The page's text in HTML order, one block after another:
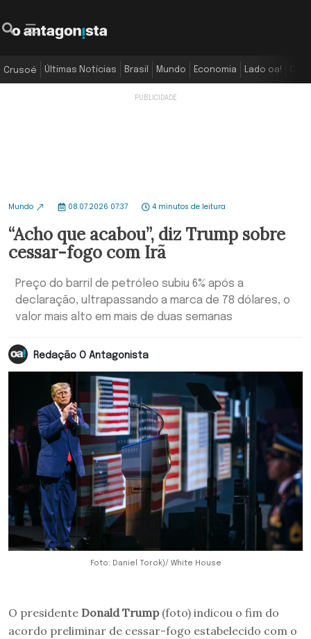
Crusoé Últimas Notícias Brasil Mundo Economia Lado oa!
Mundo 08.07.2026 07:37 4 minutos de leitura
“Acho que acabou”, diz Trump sobre
cessar-fogo com Irã
Preço do barril de petróleo subiu 6% após a
declaração, ultrapassando a marca de 78 dólares, o
valor mais alto em mais de duas semanas
Redação O Antagonista
Foto: Daniel Torok)/ White House
O presidente Donald Trump(foto) indicou o fim do
acordo preliminar de cessar-fogo estabelecido com o